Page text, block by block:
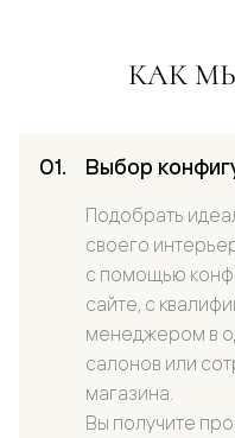
КАК
Выбор
Подобрать
своего
с помощью
сайте, с
менеджером в
салонов или
магазина.
Вы получите